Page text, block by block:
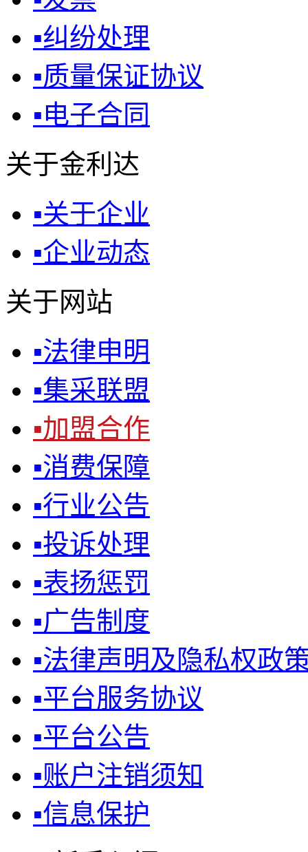
▪纠纷处理
▪质量保证协议
▪电子合同
关于金利达
▪关于企业
▪企业动态
关于网站
▪法律申明
▪集采联盟
▪加盟合作
▪消费保障
▪行业公告
▪投诉处理
▪表扬惩罚
▪广告制度
▪法律声明及隐私权政
▪平台服务协议
▪平台公告
▪账户注销须知
▪信息保护